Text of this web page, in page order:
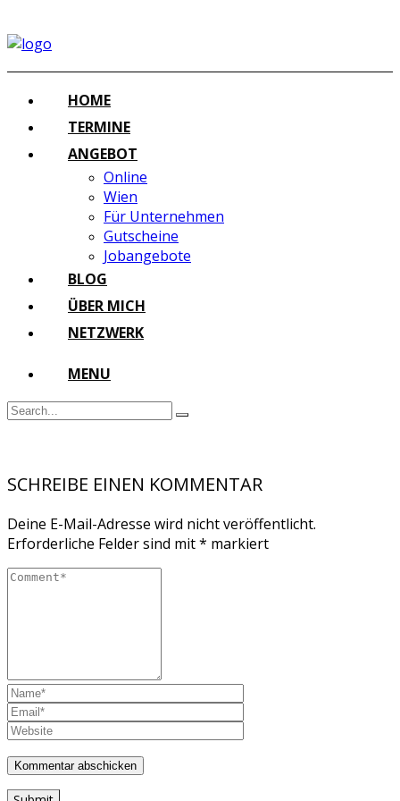
HOME
TERMINE
ANGEBOT
Online
Wien
Für Unternehmen
Gutscheine
Jobangebote
BLOG
ÜBER MICH
NETZWERK
MENU
SCHREIBE EINEN KOMMENTAR
Deine E-Mail-Adresse wird nicht veröffentlicht.
Erforderliche Felder sind mit* markiert